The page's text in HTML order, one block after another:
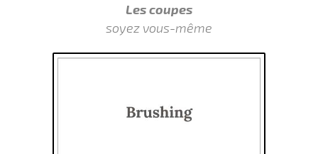
Lescoupes
soyez vous-même